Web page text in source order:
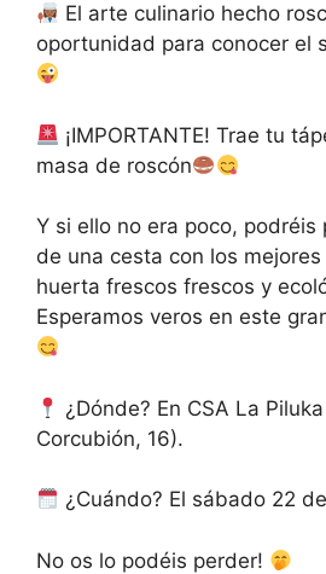
El arte culinario hecho
oportunidad para conocer el
¡IMPORTANTE! Trae tu
masa de roscón
Y si ello no era poco,
de una cesta con los
huerta frescos frescos y
Esperamos veros en este
¿Dónde? En CSA La
Corcubión, 16).
¿Cuándo? El sábado 22
No os lo podéis perder!